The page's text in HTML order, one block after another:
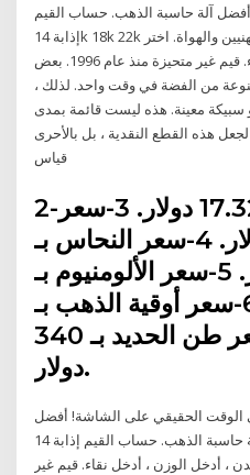
آلة حاسبة الذهب. حساب القيم
إذابة 14k 18k 22k مع الخصومات الخاصة بك. للمهنيين والهواة. اختر
المعدن ، أدخل الوزن ، أدخل نقاء. قيم غير متحيزة منذ عام 1996. بعض
من الفضة في وقت واحد. لذلك ،
سبيكة معينة. هذه ليست قائمة بمدى
لجعل هذه القطع النقدية ، بل بالأحرى
قياس
2-سعر وقية الفضة بـ 17.32 دولار. 3-سعر
الزنك بـ 2075 دولار. 4-سعر النحاس بـ
4503.50 دولار. 5-سعر الألومنيوم بـ
1583.50دولار. 6-سعر أوقية الذهب بـ
1283 دولار. 7-سعر طن الحديد بـ 340
دولار.
الوقت الحقيقي على الشاشة! أفضل
آلة حاسبة الذهب. حساب القيم إذابة 14k 18k 22k مع الخصومات الخاصة
، أدخل الوزن ، أدخل نقاء. قيم غير